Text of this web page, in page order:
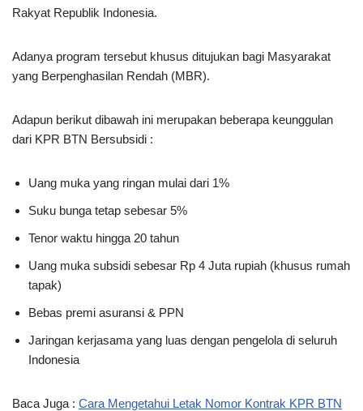
Rakyat Republik Indonesia.
Adanya program tersebut khusus ditujukan bagi Masyarakat
yang Berpenghasilan Rendah (MBR).
Adapun berikut dibawah ini merupakan beberapa keunggulan
dari KPR BTN Bersubsidi :
Uang muka yang ringan mulai dari 1%
Suku bunga tetap sebesar 5%
Tenor waktu hingga 20 tahun
Uang muka subsidi sebesar Rp 4 Juta rupiah (khusus rumah
tapak)
Bebas premi asuransi & PPN
Jaringan kerjasama yang luas dengan pengelola di seluruh
Indonesia
Baca Juga : Cara Mengetahui Letak Nomor Kontrak KPR BTN